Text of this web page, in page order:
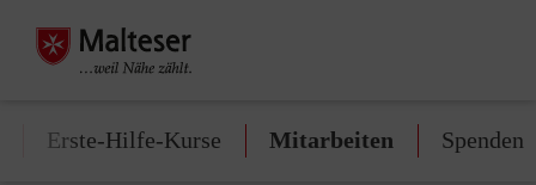
Erste-Hilfe-Kurse Mitarbeiten Spenden